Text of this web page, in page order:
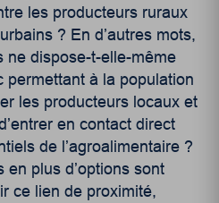
les producteurs ruraux
? En d’autres mots,
ne dispose-t-elle-même
permettant à la population
les producteurs locaux et
en contact direct
de l’agroalimentaire ?
plus d’options sont
ce lien de proximité,